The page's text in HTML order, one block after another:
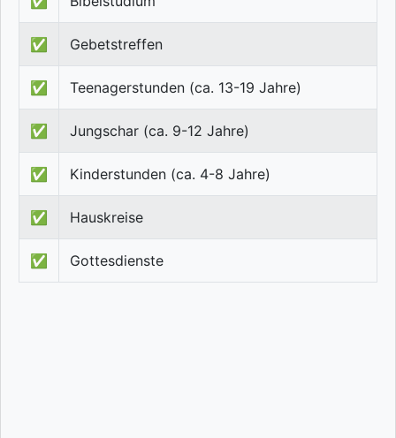
✅ Gebetstreffen
✅ Teenagerstunden (ca. 13-19 Jahre)
✅ Jungschar (ca. 9-12 Jahre)
✅ Kinderstunden (ca. 4-8 Jahre)
✅ Hauskreise
✅ Gottesdienste